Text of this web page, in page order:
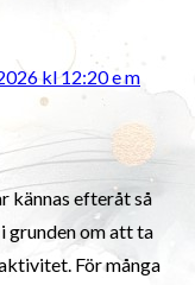
kl 12:20 e m
kännas efteråt så
grunden om att ta
För många